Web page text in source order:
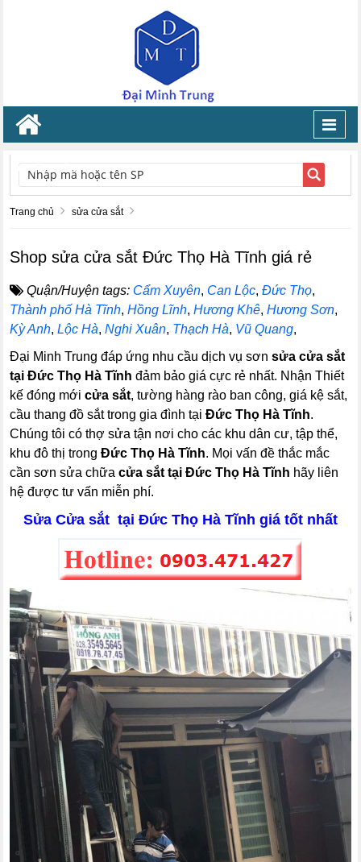
TÌM KIẾM
Trang chủ sửa cửa sắt
Shop sửa cửa sắt Đức Thọ Hà Tĩnh giá rẻ
Quận/Huyện tags: Cẩm Xuyên, Can Lộc,Đức Thọ,
Thành phố Hà Tĩnh,Hồng Lĩnh,Hương Khê,Hương Sơn,
Kỳ Anh,Lộc Hà,Nghi Xuân, Thạch Hà, Vũ Quang,
Đại Minh Trung đáp ứng nhu cầu dịch vụ sơn sửa cửa sắt
tại Đức Thọ Hà Tĩnh đảm bảo giá cực rẻ nhất. Nhận Thiết
kế đóng mớicửa sắt, tường hàng rào ban công, giá kệ sắt,
cầu thang đồ sắt trong gia đình tạiĐức Thọ Hà Tĩnh.
Chúng tôi có thợ sửa tận nơi cho các khu dân cư, tập thể,
khu đô thị trongĐức Thọ Hà Tĩnh. Mọi vấn đề thắc mắc
cần sơn sửa chữacửa sắt tại Đức Thọ Hà Tĩnh hãy liên
hệ được tư vấn miễn phí.
Sửa Cửa sắt tại Đức Thọ Hà Tĩnh giá tốt nhất